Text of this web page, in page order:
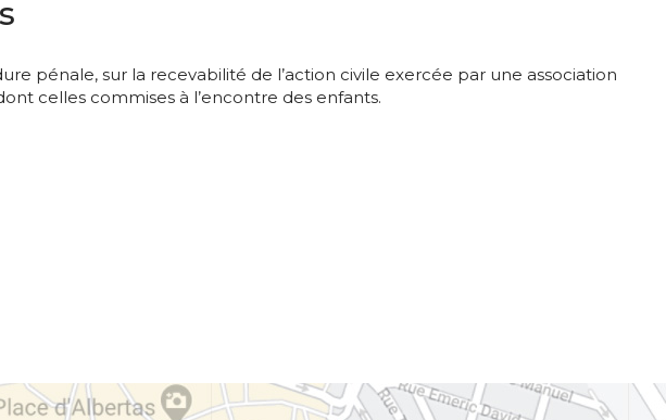
pénale, sur la recevabilité de l’action civile exercée par une association
celles commises à l’encontre des enfants.